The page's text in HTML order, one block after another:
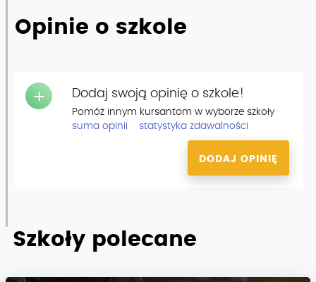
Opinie o szkole
+ Dodaj swoją opinię o szkole!
Pomóż innym kursantom w wyborze szkoły
suma opinii
statystyka zdawalności
DODAJ OPINIĘ
Szkoły polecane